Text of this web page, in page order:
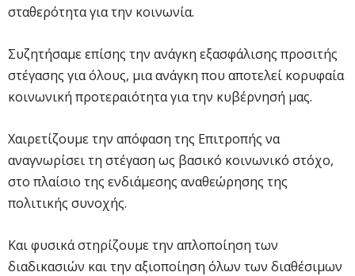
σταθερότητα για την κοινωνία.
Συζητήσαμε επίσης την ανάγκη εξασφάλισης προσιτής
στέγασης για όλους, μια ανάγκη που αποτελεί κορυφαία
κοινωνική προτεραιότητα για την κυβέρνησή μας.
Χαιρετίζουμε την απόφαση της Επιτροπής να
αναγνωρίσει τη στέγαση ως βασικό κοινωνικό στόχο,
στο πλαίσιο της ενδιάμεσης αναθεώρησης της
πολιτικής συνοχής.
Και φυσικά στηρίζουμε την απλοποίηση των
διαδικασιών και την αξιοποίηση όλων των διαθέσιμων